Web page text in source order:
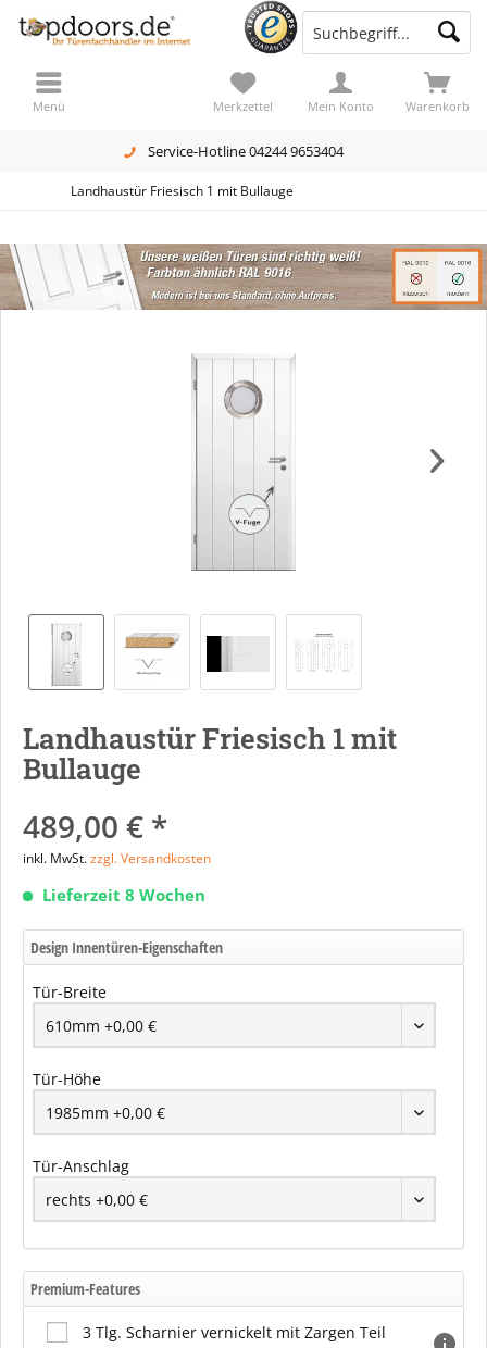
Service-Hotline 04244 9653404
Warenkorb
Merkzettel Mein Konto
Menü
Landhaustür Friesisch 1 mit Bullauge
Landhaustür Friesisch 1 mit
Bullauge
489,00 € *
inkl. MwSt.zzgl. Versandkosten
Lieferzeit 8 Wochen
Design Innentüren-Eigenschaften
Tür-Breite
Tür-Höhe
Tür-Anschlag
Premium-Features
3 Tlg. Scharnier vernickelt mit Zargen Teil